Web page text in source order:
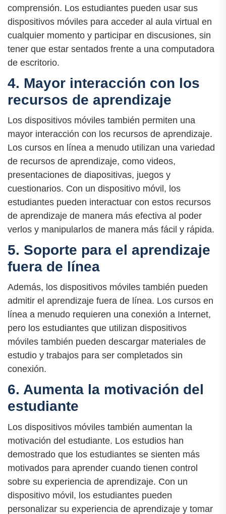
comprensión. Los estudiantes pueden usar sus
dispositivos móviles para acceder al aula virtual en
cualquier momento y participar en discusiones, sin
tener que estar sentados frente a una computadora
de escritorio.
4. Mayor interacción con los
recursos de aprendizaje
Los dispositivos móviles también permiten una
mayor interacción con los recursos de aprendizaje.
Los cursos en línea a menudo utilizan una variedad
de recursos de aprendizaje, como videos,
presentaciones de diapositivas, juegos y
cuestionarios. Con un dispositivo móvil, los
estudiantes pueden interactuar con estos recursos
de aprendizaje de manera más efectiva al poder
verlos y manipularlos de manera más fácil y rápida.
5. Soporte para el aprendizaje
fuera de línea
Además, los dispositivos móviles también pueden
admitir el aprendizaje fuera de línea. Los cursos en
línea a menudo requieren una conexión a Internet,
pero los estudiantes que utilizan dispositivos
móviles también pueden descargar materiales de
estudio y trabajos para ser completados sin
conexión.
6. Aumenta la motivación del
estudiante
Los dispositivos móviles también aumentan la
motivación del estudiante. Los estudios han
demostrado que los estudiantes se sienten más
motivados para aprender cuando tienen control
sobre su experiencia de aprendizaje. Con un
dispositivo móvil, los estudiantes pueden
personalizar su experiencia de aprendizaje y tomar